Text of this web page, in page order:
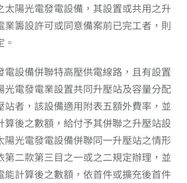
太陽光電發電設備，其設置或共用之升
業籌設許可或同意備案前已完工者，則
電設備併聯特高壓供電線路，且有設置
光電發電業設置共同升壓站及容量分配
站者，該設備適用附表五額外費率，並
算後之數額，給付予其併聯之升壓站設
陽光電發電設備併聯同一升壓站之情形
第二款第三目之一或之二規定辦理，並
能計算後之數額，依首件或擴充後首件